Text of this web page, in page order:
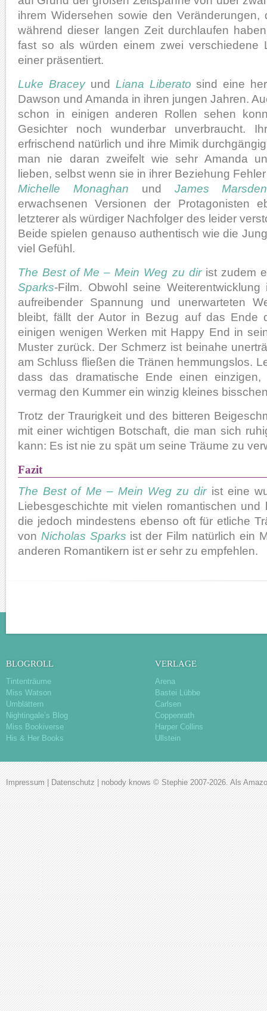
ihrem Widersehen sowie den Veränderungen,
während dieser langen Zeit durchlaufen
fast so als würden einem zwei verschiedene
einer präsentiert.
Luke Braceyund Liana Liberato sind eine
Dawson und Amanda in ihren jungen Jahren.
schon in einigen anderen Rollen sehen
Gesichter noch wunderbar unverbraucht.
erfrischend natürlich und ihre Mimik
man nie daran zweifelt wie sehr Amanda
lieben, selbst wenn sie in ihrer Beziehung
Michelle Monaghan und James Marsden
erwachsenen Versionen der Protagonisten
letzterer als würdiger Nachfolger des leider
Beide spielen genauso authentisch wie die
viel Gefühl.
The Best of Me – Mein Weg zu dirist zudem
Sparks-Film. Obwohl seine
aufreibender Spannung und unerwarteten
bleibt, fällt der Autor in Bezug auf das Ende
einigen wenigen Werken mit Happy End in
Muster zurück. Der Schmerz ist beinahe
am Schluss fließen die Tränen hemmungslos.
dass das dramatische Ende einen einzigen,
vermag den Kummer ein winzig kleines
Trotz der Traurigkeit und des bitteren
mit einer wichtigen Botschaft, die man sich
kann: Es ist nie zu spät um seine Träume zu
Fazit
The Best of Me – Mein Weg zu dirist eine
Liebesgeschichte mit vielen romantischen und
die jedoch mindestens ebenso oft für etliche
von Nicholas Sparks ist der Film natürlich ein
anderen Romantikern ist er sehr zu empfehlen.
BLOGROLL
Tintenträume
Miss Watson
Umblättern
Nightingale’s Blog
Miss Bookiverse
His & Her Books
VERLAGE
Arena
Bastei Lübbe
Carlsen
Coppenrath
Harper Collins
Ullstein
Impressum Datenschutz nobody knows © Stephie 2007-2026. Als